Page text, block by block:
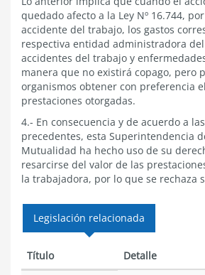
quedado afecto a la Ley Nº 16.744,
accidente del trabajo, los gastos
respectiva entidad administradora
accidentes del trabajo y
manera que no existirá copago, pero
organismos obtener con preferencia
prestaciones otorgadas.
4.- En consecuencia y de acuerdo a
precedentes, esta Superintendencia
Mutualidad ha hecho uso de su
resarcirse del valor de las
la trabajadora, por lo que se rechaza
Legislación relacionada
Título Detalle